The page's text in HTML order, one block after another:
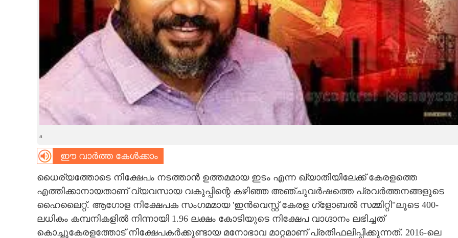
CONTACT US
a
ഈ വാർത്ത കേൾക്കാം
ധൈര്യത്തോടെ നിക്ഷേപം നടത്താൻ ഉത്തമമായ ഇടം എന്ന ഖ്യാതിയിലേക്ക് കേരളത്തെ
എത്തിക്കാനായതാണ് വ്യവസായ വകുപ്പിന്റെ കഴിഞ്ഞ അഞ്ചുവർഷത്തെ പ്രവർത്തനങ്ങളുടെ
ഹൈലൈറ്റ്. ആഗോള നിക്ഷേപക സംഗമമായ 'ഇൻവെസ്റ്റ് കേരള ഗ്‌ളോബൽ സമ്മിറ്റി"ലൂടെ 400-
ലധികം കമ്പനികളിൽ നിന്നായി 1.96 ലക്ഷം കോടിയുടെ നിക്ഷേപ വാഗ്ദാനം ലഭിച്ചത്
കൊച്ചുകേരളത്തോട് നിക്ഷേപകർക്കുണ്ടായ മനോഭാവ മാറ്റമാണ് പ്രതിഫലിപ്പിക്കുന്നത്. 2016-ലെ